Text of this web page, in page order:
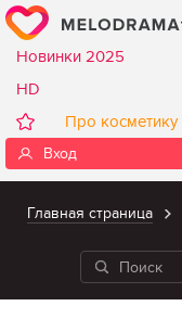
Новинки 2025
HD
Про косметику
Вход
Главная страница